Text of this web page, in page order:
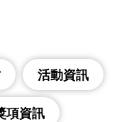
活動資訊
項資訊